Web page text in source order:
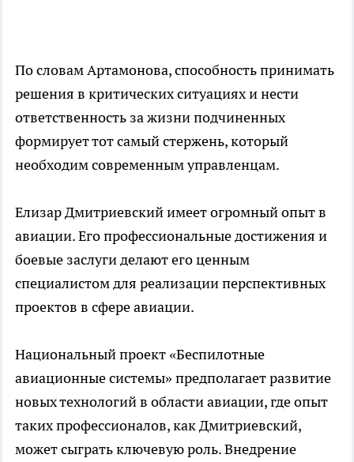
По словам Артамонова, способность принимать
решения в критических ситуациях и нести
ответственность за жизни подчиненных
формирует тот самый стержень, который
необходим современным управленцам.
Елизар Дмитриевский имеет огромный опыт в
авиации. Его профессиональные достижения и
боевые заслуги делают его ценным
специалистом для реализации перспективных
проектов в сфере авиации.
Национальный проект «Беспилотные
авиационные системы» предполагает развитие
новых технологий в области авиации, где опыт
таких профессионалов, как Дмитриевский,
может сыграть ключевую роль. Внедрение